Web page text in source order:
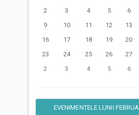
2
3 4 5 6
9
10 11 12 13
16
17 18 19 20
23
24 25 26 27
2
3 4 5 6
EVENIMENTELE LUNII